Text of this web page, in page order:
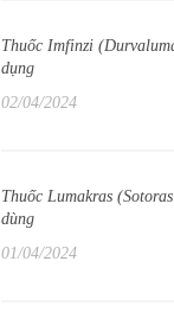
Thuốc Imfinzi
dụng
02/04/2024
Thuốc Lumakras
dùng
01/04/2024